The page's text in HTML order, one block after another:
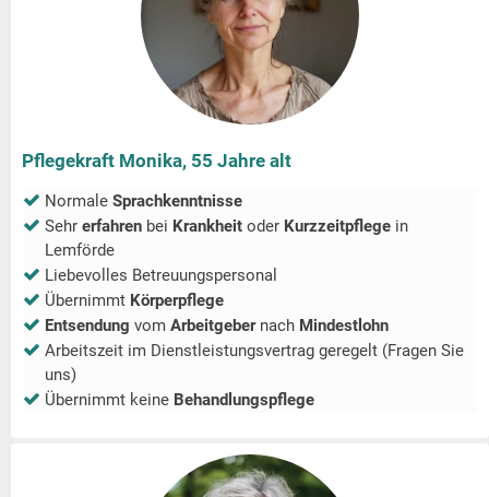
Pflegekraft Monika, 55 Jahre alt
Normale Sprachkenntnisse
Sehr erfahren bei Krankheit oder Kurzzeitpflege in
Lemförde
Liebevolles Betreuungspersonal
Übernimmt Körperpflege
Entsendung vom Arbeitgeber nach Mindestlohn
Arbeitszeit im Dienstleistungsvertrag geregelt (Fragen Sie
uns)
Übernimmt keine Behandlungspflege